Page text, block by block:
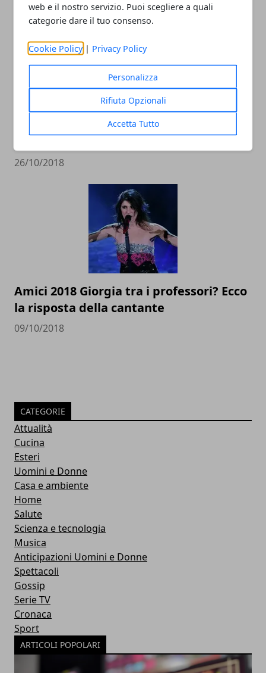
web e il nostro servizio. Puoi scegliere a quali
categorie dare il tuo consenso.
Cookie Policy | Privacy Policy
Personalizza
Rifiuta Opzionali
Accetta Tutto
La pupa e il secchione di nuovo in TV?
26/10/2018
Amici 2018 Giorgia tra i professori? Ecco
la risposta della cantante
09/10/2018
CATEGORIE
Attualità
Cucina
Esteri
Uomini e Donne
Casa e ambiente
Home
Salute
Scienza e tecnologia
Musica
Anticipazioni Uomini e Donne
Spettacoli
Gossip
Serie TV
Cronaca
Sport
ARTICOLI POPOLARI